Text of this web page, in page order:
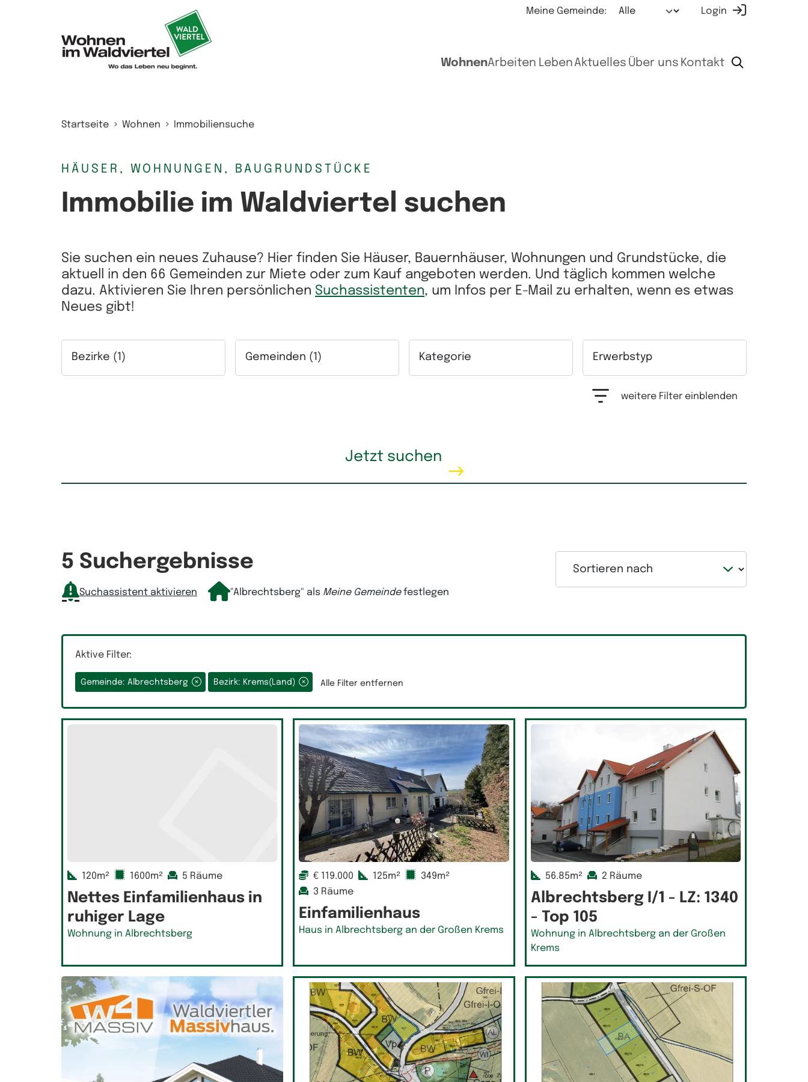
Meine Gemeinde: Login
WohnenArbeiten Leben Aktuelles Über uns Kontakt
Startseite Wohnen Immobiliensuche
HÄUSER, WOHNUNGEN, BAUGRUNDSTÜCKE
Immobilie im Waldviertel suchen
Sie suchen ein neues Zuhause? Hier finden Sie Häuser, Bauernhäuser, Wohnungen und Grundstücke, die
aktuell in den 66 Gemeinden zur Miete oder zum Kauf angeboten werden. Und täglich kommen welche
dazu. Aktivieren Sie Ihren persönlichen Suchassistenten, um Infos per E-Mail zu erhalten, wenn es etwas
Neues gibt!
Bezirke (1) Gemeinden (1) Kategorie Erwerbstyp
weitere Filter einblenden
Auswahlfeld Räume.
Jetzt suchen
5 Suchergebnisse
Suchassistent aktivieren "Albrechtsberg" als Meine Gemeindefestlegen
Aktive Filter:
Gemeinde: Albrechtsberg Bezirk: Krems(Land) Alle Filter entfernen
120m² 1600m² 5 Räume
Nettes Einfamilienhaus in
ruhiger Lage
Wohnung in Albrechtsberg
€ 119.000 125m²
349m²
3 Räume
Einfamilienhaus
Haus in Albrechtsberg an der Großen Krems
56.85m² 2 Räume
Albrechtsberg I/1 - LZ: 1340
- Top 105
Wohnung in Albrechtsberg an der Großen
Krems